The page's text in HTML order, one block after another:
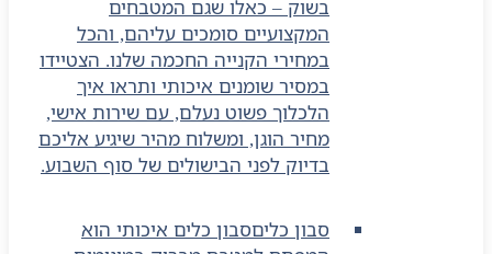
בשוק – כאלו שגם המטבחים
המקצועיים סומכים עליהם, והכל
במחירי הקנייה החכמה שלנו. הצטיידו
במסיר שומנים איכותי ותראו איך
הלכלוך פשוט נעלם, עם שירות אישי,
מחיר הוגן, ומשלוח מהיר שיגיע אליכם
בדיוק לפני הבישולים של סוף השבוע.
סבון כליםסבון כלים איכותי הוא